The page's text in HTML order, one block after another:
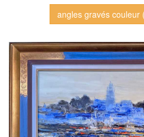
angles gravés couleur